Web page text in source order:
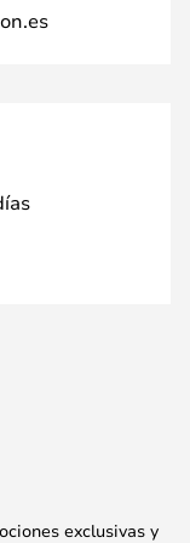
exclusivas y